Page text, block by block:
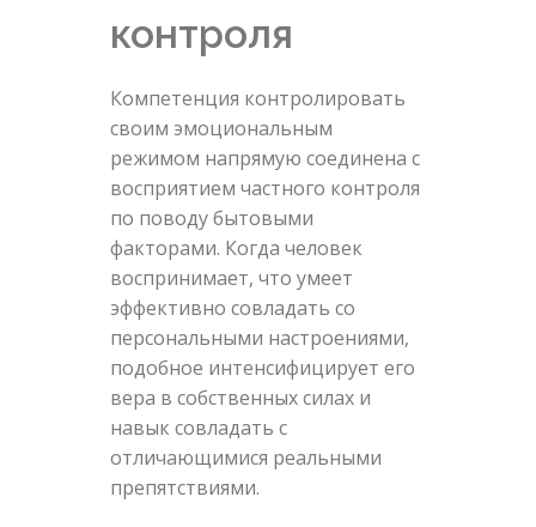
контроля
Компетенция контролировать
своим эмоциональным
режимом напрямую соединена с
восприятием частного контроля
по поводу бытовыми
факторами. Когда человек
воспринимает, что умеет
эффективно совладать со
персональными настроениями,
подобное интенсифицирует его
вера в собственных силах и
навык совладать с
отличающимися реальными
препятствиями.